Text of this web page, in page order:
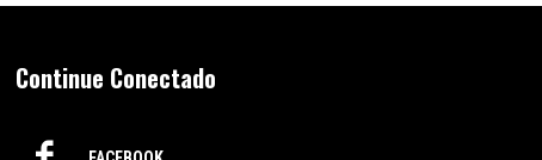
Continue Conectado